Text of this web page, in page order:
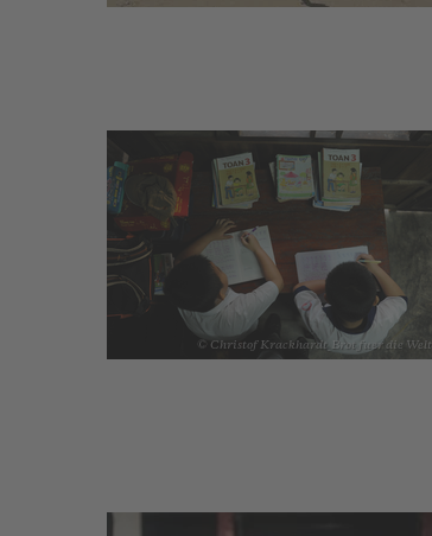
© Christof Krackhardt_Brot fuer die Welt